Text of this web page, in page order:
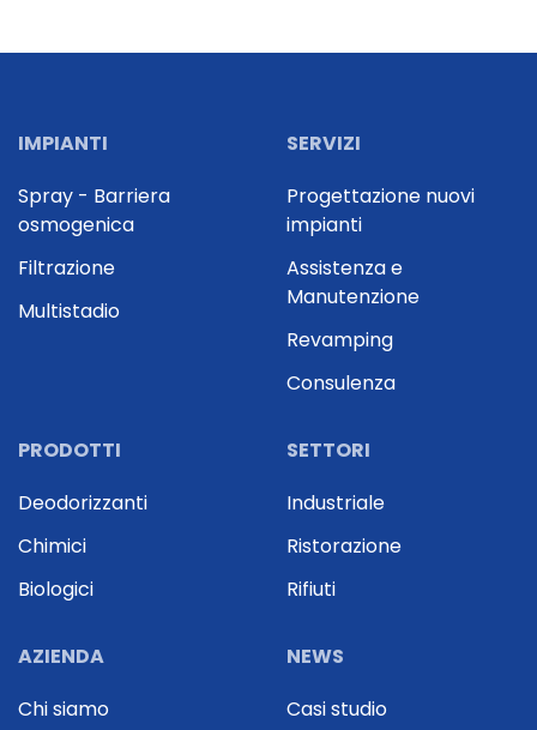
IMPIANTI
Spray - Barriera
osmogenica
Filtrazione
Multistadio
SERVIZI
Progettazione nuovi
impianti
Assistenza e
Manutenzione
Revamping
Consulenza
PRODOTTI
Deodorizzanti
Chimici
Biologici
SETTORI
Industriale
Ristorazione
Rifiuti
AZIENDA
Chi siamo
NEWS
Casi studio